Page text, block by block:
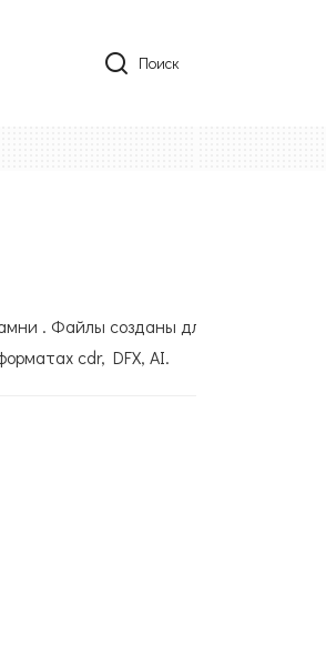
Поиск
. Файлы созданы для
cdr, DFX, AI.